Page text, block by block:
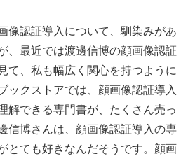
像認証導入について、馴染みがあ
、最近では渡邊信博の顔画像認証
て、私も幅広く関心を持つように
ックストアでは、顔画像認証導入
解できる専門書が、たくさん売っ
信博さんは、顔画像認証導入の専
とても好きなんだそうです。顔画